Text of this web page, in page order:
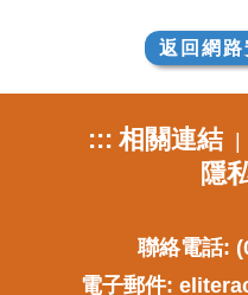
解並培養良好的使用
返回網
::: 相關連結|
隱
聯絡電話:
電子郵件: